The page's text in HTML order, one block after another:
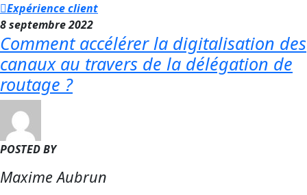
Expérience client
8 septembre 2022
Comment accélérer la digitalisation des
canaux au travers de la délégation de
routage ?
POSTED BY
Maxime Aubrun